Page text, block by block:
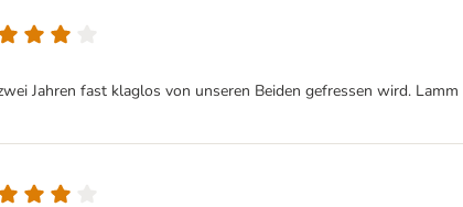
Jahren fast klaglos von unseren Beiden gefressen wird.